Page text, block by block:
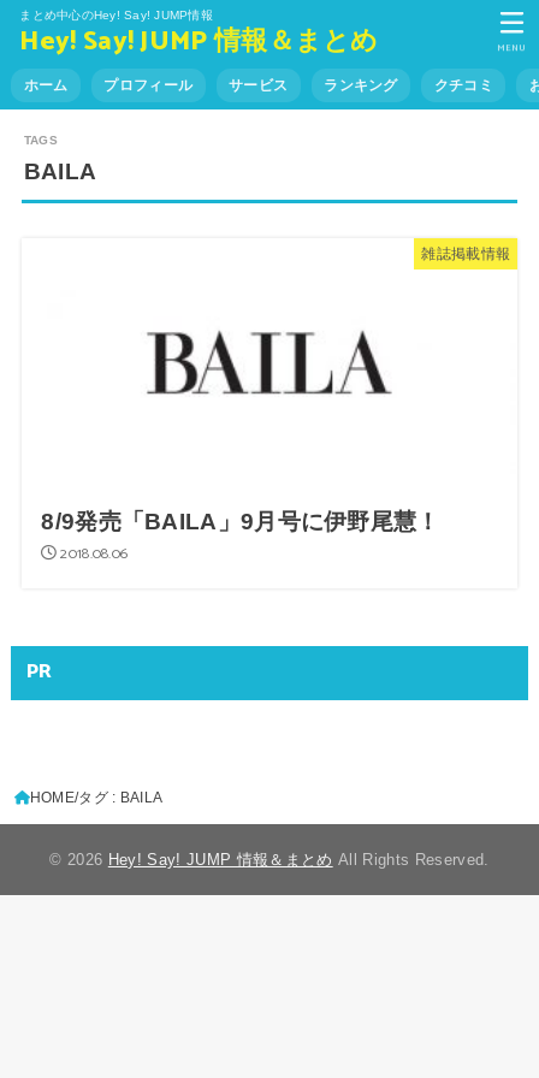
まとめ中心のHey! Say! JUMP情報
Hey! Say! JUMP 情報＆まとめ
ホーム プロフィール サービス ランキング クチコミ
MENU
BAILA
雑誌掲載情報
8/9発売「BAILA」9月号に伊野尾慧！
2018.08.06
PR
HOME タグ : BAILA
© 2026 Hey! Say! JUMP 情報＆まとめ All Rights Reserved.